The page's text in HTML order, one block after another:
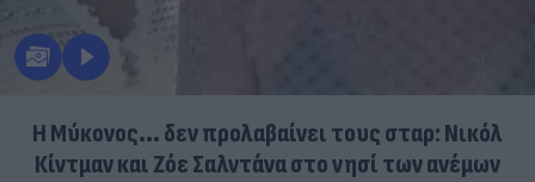
Η Μύκονος... δεν προλαβαίνει τους σταρ: Νικόλ
Κίντμαν και Ζόε Σαλντάνα στο νησί των ανέμων